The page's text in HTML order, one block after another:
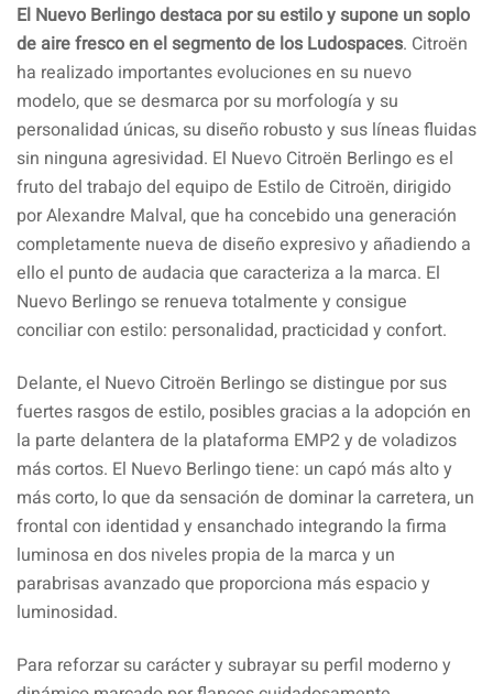
El Nuevo Berlingo destaca por su estilo y supone un soplo
de aire fresco en el segmento de los Ludospaces. Citroën
ha realizado importantes evoluciones en su nuevo
modelo, que se desmarca por su morfología y su
personalidad únicas, su diseño robusto y sus líneas fluidas
sin ninguna agresividad. El Nuevo Citroën Berlingo es el
fruto del trabajo del equipo de Estilo de Citroën, dirigido
por Alexandre Malval, que ha concebido una generación
completamente nueva de diseño expresivo y añadiendo a
ello el punto de audacia que caracteriza a la marca. El
Nuevo Berlingo se renueva totalmente y consigue
conciliar con estilo: personalidad, practicidad y confort.
Delante, el Nuevo Citroën Berlingo se distingue por sus
fuertes rasgos de estilo, posibles gracias a la adopción en
la parte delantera de la plataforma EMP2 y de voladizos
más cortos. El Nuevo Berlingo tiene: un capó más alto y
más corto, lo que da sensación de dominar la carretera, un
frontal con identidad y ensanchado integrando la firma
luminosa en dos niveles propia de la marca y un
parabrisas avanzado que proporciona más espacio y
luminosidad.
Para reforzar su carácter y subrayar su perfil moderno y